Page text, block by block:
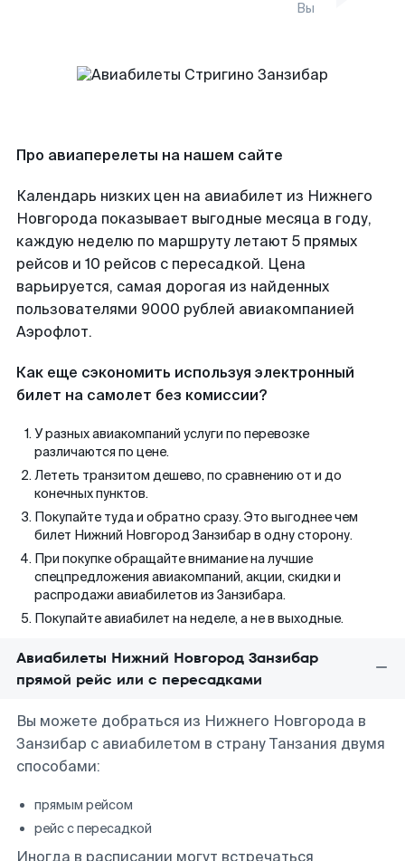
Вы
Про авиаперелеты на нашем сайте
Календарь низких цен на авиабилет из Нижнего
Новгорода показывает выгодные месяца в году,
каждую неделю по маршруту летают 5 прямых
рейсов и 10 рейсов с пересадкой. Цена
варьируется, самая дорогая из найденных
пользователями 9000 рублей авиакомпанией
Аэрофлот.
Как еще сэкономить используя электронный
билет на самолет без комиссии?
У разных авиакомпаний услуги по перевозке
различаются по цене.
Лететь транзитом дешево, по сравнению от и до
конечных пунктов.
Покупайте туда и обратно сразу. Это выгоднее чем
билет Нижний Новгород Занзибар в одну сторону.
При покупке обращайте внимание на лучшие
спецпредложения авиакомпаний, акции, скидки и
распродажи авиабилетов из Занзибара.
Покупайте авиабилет на неделе, а не в выходные.
Авиабилеты Нижний Новгород Занзибар
прямой рейс или с пересадками
Вы можете добраться из Нижнего Новгорода в
Занзибар с авиабилетом в страну Танзания двумя
способами:
прямым рейсом
рейс с пересадкой
Иногда в расписании могут встречаться